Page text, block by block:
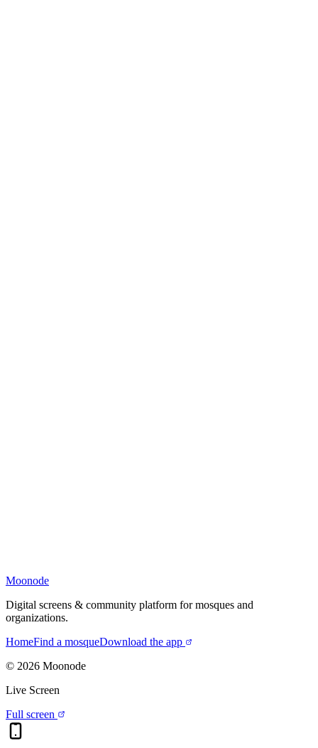
Moonode
Digital screens & community platform for mosques and
organizations.
HomeFind a mosqueDownload the app
© 2026 Moonode
Live Screen
Full screen